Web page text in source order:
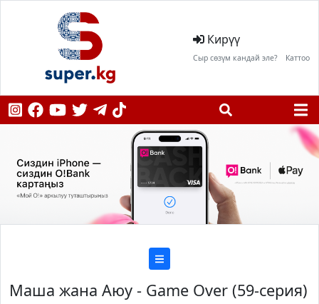
Кирүү
Сыр сөзүм кандай эле? Каттоо
Маша жана Аюу - Game Over (59-серия)